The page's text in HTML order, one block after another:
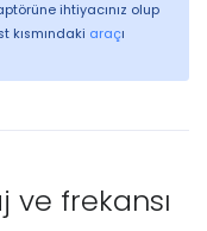
ihtiyacınız olup
kısmındaki araçı
frekansı